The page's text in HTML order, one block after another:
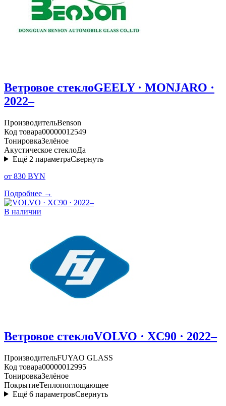
Ветровое стеклоGEELY · MONJARO ·
2022–
ПроизводительBenson
Код товара00000012549
ТонировкаЗелёное
Акустическое стеклоДа
Ещё 2 параметраСвернуть
от 830 BYN
Подробнее →
В наличии
Ветровое стеклоVOLVO · XC90 · 2022–
ПроизводительFUYAO GLASS
Код товара00000012995
ТонировкаЗелёное
ПокрытиеТеплопоглощающее
Ещё 6 параметровСвернуть